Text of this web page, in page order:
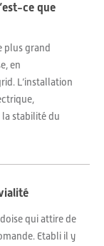
ce que
plus grand
en
L’installation
stabilité du
qui attire de
Etabli il y